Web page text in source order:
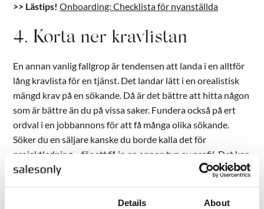
Details About
>> Lästips! Onboarding: Checklista för nyanställda
4. Korta ner kravlistan
En annan vanlig fallgrop är tendensen att landa i en alltför
lång kravlista för en tjänst. Det landar lätt i en orealistisk
mängd krav på en sökande. Då är det bättre att hitta någon
som är bättre än du på vissa saker. Fundera också på ert
ordval i en jobbannons för att få många olika sökande.
Söker du en säljare kanske du borde kalla det för
projektledning – för att få in en annan typ av profil. Det kan
vara ett sätt att till exempel komma runt bristen på